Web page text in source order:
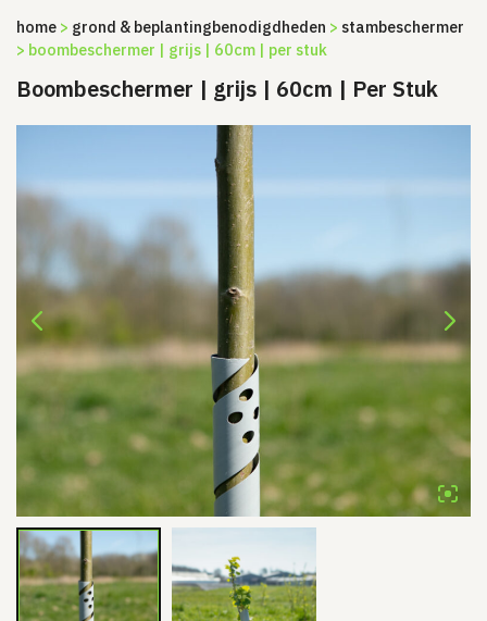
home > grond & beplanting­benodigdheden > stambeschermer
> boombeschermer | grijs | 60cm | per stuk
Boombeschermer | grijs | 60cm | Per Stuk